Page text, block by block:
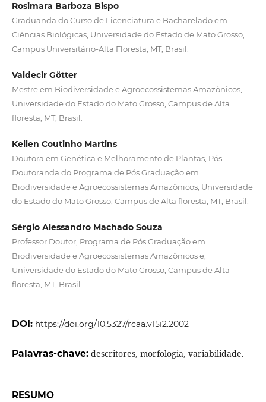
Rosimara Barboza Bispo
Graduanda do Curso de Licenciatura e Bacharelado em
Ciências Biológicas, Universidade do Estado de Mato Grosso,
Campus Universitário-Alta Floresta, MT, Brasil.
Valdecir Götter
Mestre em Biodiversidade e Agroecossistemas Amazônicos,
Universidade do Estado do Mato Grosso, Campus de Alta
floresta, MT, Brasil.
Kellen Coutinho Martins
Doutora em Genética e Melhoramento de Plantas, Pós
Doutoranda do Programa de Pós Graduação em
Biodiversidade e Agroecossistemas Amazônicos, Universidade
do Estado do Mato Grosso, Campus de Alta floresta, MT, Brasil.
Sérgio Alessandro Machado Souza
Professor Doutor, Programa de Pós Graduação em
Biodiversidade e Agroecossistemas Amazônicos e,
Universidade do Estado do Mato Grosso, Campus de Alta
floresta, MT, Brasil.
DOI: https://doi.org/10.5327/rcaa.v15i2.2002
Palavras-chave: descritores, morfologia, variabilidade.
RESUMO